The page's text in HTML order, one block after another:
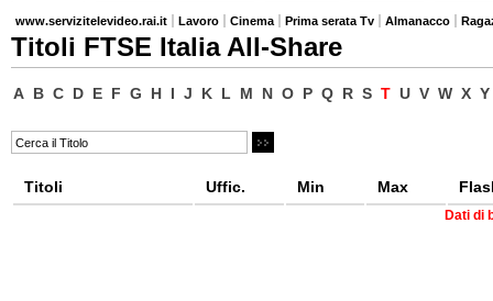
www.servizitelevideo.rai.it Lavoro Cinema Prima serata Tv Almanacco
Titoli FTSE Italia All-Share
A B C D E F G H I J K L M N O P Q R S T U V W X Y
Titoli Uffic. Min Max
Dati di